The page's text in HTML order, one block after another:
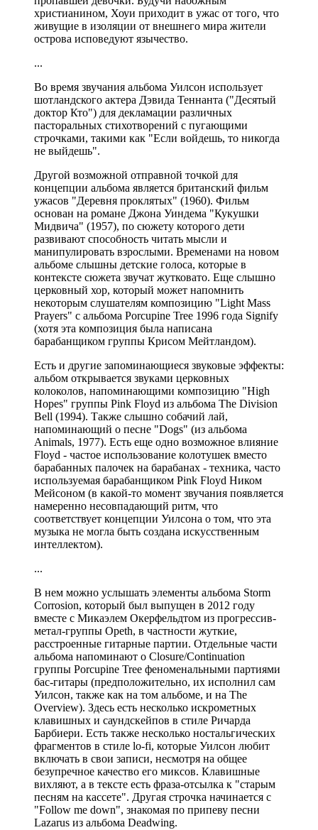
христианином, Хоуи приходит в ужас от того, что
живущие в изоляции от внешнего мира жители
острова исповедуют язычество.
...
Во время звучания альбома Уилсон использует
шотландского актера Дэвида Теннанта ("Десятый
доктор Кто") для декламации различных
пасторальных стихотворений с пугающими
строчками, такими как "Если войдешь, то никогда
не выйдешь".
Другой возможной отправной точкой для
концепции альбома является британский фильм
ужасов "Деревня проклятых" (1960). Фильм
основан на романе Джона Уиндема "Кукушки
Мидвича" (1957), по сюжету которого дети
развивают способность читать мысли и
манипулировать взрослыми. Временами на новом
альбоме слышны детские голоса, которые в
контексте сюжета звучат жутковато. Еще слышно
церковный хор, который может напомнить
некоторым слушателям композицию "Light Mass
Prayers" с альбома Porcupine Tree 1996 года Signify
(хотя эта композиция была написана
барабанщиком группы Крисом Мейтландом).
Есть и другие запоминающиеся звуковые эффекты:
альбом открывается звуками церковных
колоколов, напоминающими композицию "High
Hopes" группы Pink Floyd из альбома The Division
Bell (1994). Также слышно собачий лай,
напоминающий о песне "Dogs" (из альбома
Animals, 1977). Есть еще одно возможное влияние
Floyd - частое использование колотушек вместо
барабанных палочек на барабанах - техника, часто
используемая барабанщиком Pink Floyd Ником
Мейсоном (в какой-то момент звучания появляется
намеренно несовпадающий ритм, что
соответствует концепции Уилсона о том, что эта
музыка не могла быть создана искусственным
интеллектом).
...
В нем можно услышать элементы альбома Storm
Corrosion, который был выпущен в 2012 году
вместе с Микаэлем Окерфельдтом из прогрессив-
метал-группы Opeth, в частности жуткие,
расстроенные гитарные партии. Отдельные части
альбома напоминают о Closure/Continuation
группы Porcupine Tree феноменальными партиями
бас-гитары (предположительно, их исполнил сам
Уилсон, также как на том альбоме, и на The
Overview). Здесь есть несколько искрометных
клавишных и саундскейпов в стиле Ричарда
Барбиери. Есть также несколько ностальгических
фрагментов в стиле lo-fi, которые Уилсон любит
включать в свои записи, несмотря на общее
безупречное качество его миксов. Клавишные
вихляют, а в тексте есть фраза-отсылка к "старым
песням на кассете". Другая строчка начинается с
"Follow me down", знакомая по припеву песни
Lazarus из альбома Deadwing.